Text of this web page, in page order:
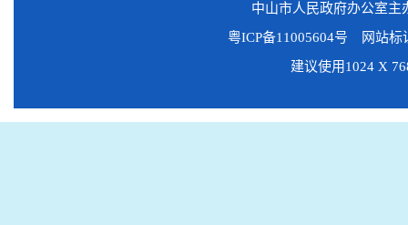
中山市人民政府办公室
粤ICP备11005604号 网站标
建议使用1024 X